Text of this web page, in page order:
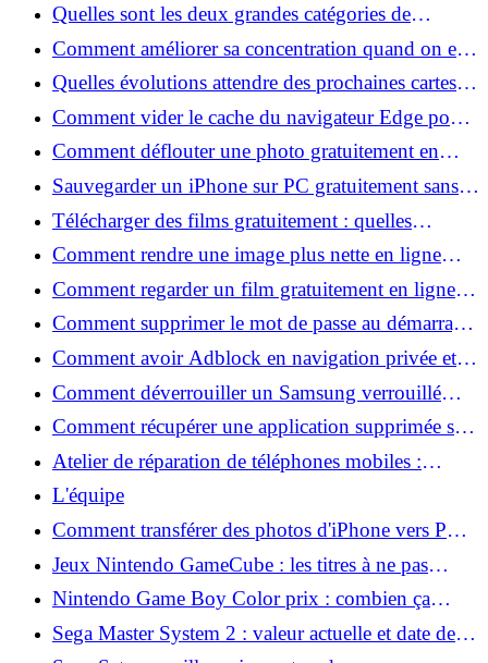
Quelles sont les deux grandes catégories de
logiciels malveillants ?
Comment améliorer sa concentration quand on est
gamer ?
Quelles évolutions attendre des prochaines cartes
graphiques pour PC ?
Comment vider le cache du navigateur Edge pour
accélérer Windows ?
Comment déflouter une photo gratuitement en
ligne et améliorer la netteté ?
Sauvegarder un iPhone sur PC gratuitement sans
iTunes : les méthodes qui marchent
Télécharger des films gratuitement : quelles
solutions légales existent vraiment ?
Comment rendre une image plus nette en ligne
sans logiciel compliqué ?
Comment regarder un film gratuitement en ligne
sans inscription ?
Comment supprimer le mot de passe au démarrage
de l’ordinateur sous Windows ?
Comment avoir Adblock en navigation privée et
bloquer toutes les pubs ?
Comment déverrouiller un Samsung verrouillé
avec un autre téléphone possible ou non ?
Comment récupérer une application supprimée sur
Android en quelques minutes ?
Atelier de réparation de téléphones mobiles :
Comment choisir le meilleur service près de chez
vous ?
L'équipe
Comment transférer des photos d'iPhone vers PC
rapidement ?
Jeux Nintendo GameCube : les titres à ne pas
manquer
Nintendo Game Boy Color prix : combien ça
coûte aujourd'hui ?
Sega Master System 2 : valeur actuelle et date de
sortie